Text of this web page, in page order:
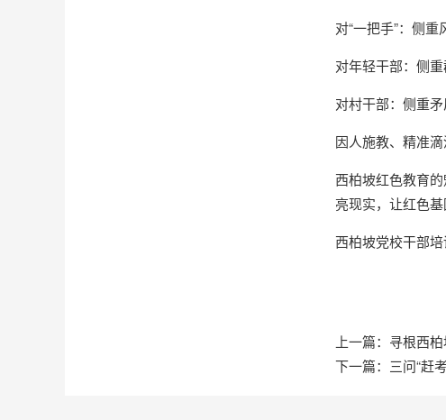
对“一把手”：侧
对年轻干部：侧
对村干部：侧重
因人施教、精准滴
西柏坡红色教育
亮现实，让红色基
西柏坡党校干部
上一篇： 寻根西
下一篇： 三问“赶